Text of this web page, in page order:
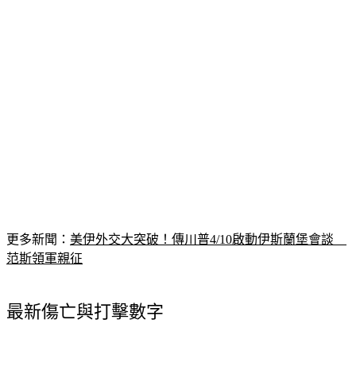
更多新聞：美伊外交大突破！傳川普4/10啟動伊斯蘭堡會談